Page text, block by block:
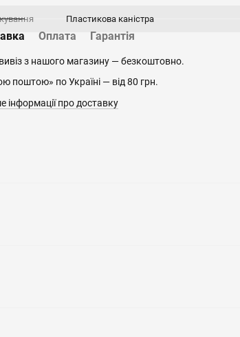
Пластикова каністра
Оплата Гарантія
з нашого магазину — безкоштовно.
поштою» по Україні — від 80 грн.
інформації про доставку